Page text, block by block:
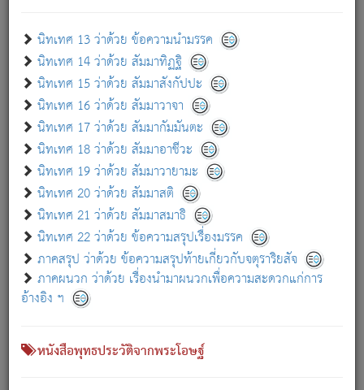
นิทเทศ 13 ว่าด้วย ข้อความนำมรรค
นิทเทศ 14 ว่าด้วย สัมมาทิฏฐิ
นิทเทศ 15 ว่าด้วย สัมมาสังกัปปะ
นิทเทศ 16 ว่าด้วย สัมมาวาจา
นิทเทศ 17 ว่าด้วย สัมมากัมมันตะ
นิทเทศ 18 ว่าด้วย สัมมาอาชีวะ
นิทเทศ 19 ว่าด้วย สัมมาวายามะ
นิทเทศ 20 ว่าด้วย สัมมาสติ
นิทเทศ 21 ว่าด้วย สัมมาสมาธิ
นิทเทศ 22 ว่าด้วย ข้อความสรุปเรื่องมรรค
ภาคสรุป ว่าด้วย ข้อความสรุปท้ายเกี่ยวกับจตุราริยสัจ
ภาคผนวก ว่าด้วย เรื่องนำมาผนวกเพื่อความสะดวกแก่การ
อ้างอิง ฯ
หนังสือพุทธประวัติจากพระโอษฐ์
เกี่ยวกับธรรมโฆษณ์ออนไลน์ (Disclaimer)
แม้ระบบ "ธรรมโฆษณ์ออนไลน์" พยายามปรับปรุงข้อมูลให้ถูกต้องมากที่สุด
ผู้ศึกษาก็พึงตรวจสอบกับตัวเล่มหนังสือต้นฉบับ ที่มีการพิมพ์ครั้งล่าสุด
ก่อนนำข้อมูลไปใช้ในการอ้างอิง"
เกี่ยวกับอัตถจารี|เกี่ยวกับการพัฒนา|แจ้งข้อผิดพลาด / แนะนำ
หนังสือที่เกี่ยวข้อง